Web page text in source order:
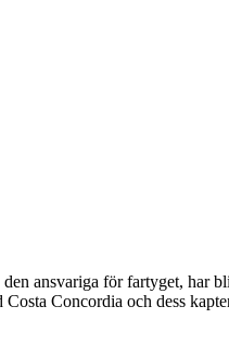
ansvariga för fartyget, har
Concordia och dess